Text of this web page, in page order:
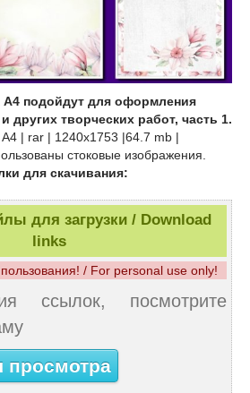
подойдут для оформления
других творческих работ, часть 1.
| rar | 1240х1753 |64.7 mb |
стоковые изображения.
для скачивания:
для загрузки / Download
links
/ For personal use only!
ссылок, посмотрите
просмотра